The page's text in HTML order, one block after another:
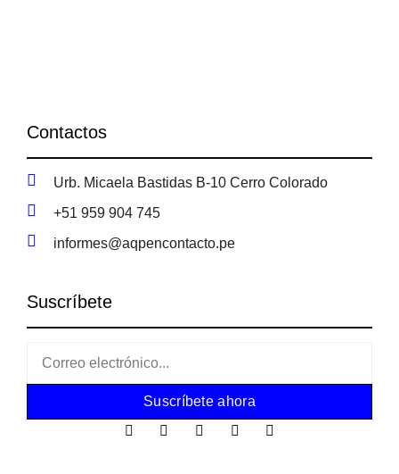
Contactos
Urb. Micaela Bastidas B-10 Cerro Colorado
+51 959 904 745
informes@aqpencontacto.pe
Suscríbete
Suscríbete ahora